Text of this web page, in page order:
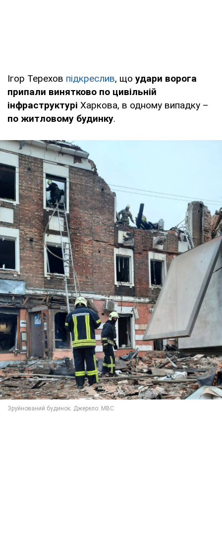
Ігор Терехов підкреслив, що удари ворога
припали винятково по цивільній
інфраструктурі Харкова, в одному випадку –
по житловому будинку.